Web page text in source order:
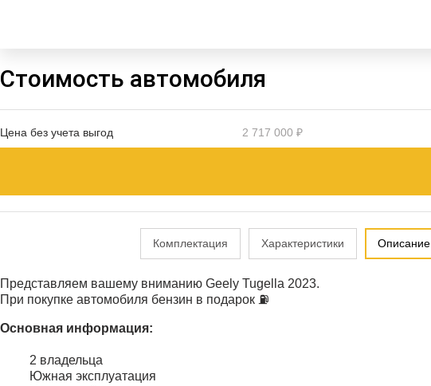
Стоимость автомобиля
Цена без учета выгод 2 717 000 ₽
Комплектация Характеристики Описание
Представляем вашему вниманию Geely Tugella 2023.
При покупке автомобиля бензин в подарок ⛽️
Основная информация:
2 владельца
Южная эксплуатация